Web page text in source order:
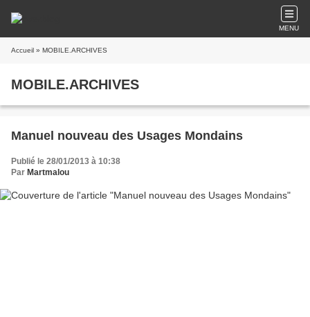
MENU
Accueil » MOBILE.ARCHIVES
MOBILE.ARCHIVES
Manuel nouveau des Usages Mondains
Publié le 28/01/2013 à 10:38
Par Martmalou